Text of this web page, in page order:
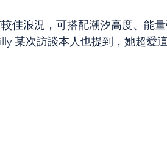
佳浪況，可搭配潮汐高度、能
某次訪談本人也提到，她超愛